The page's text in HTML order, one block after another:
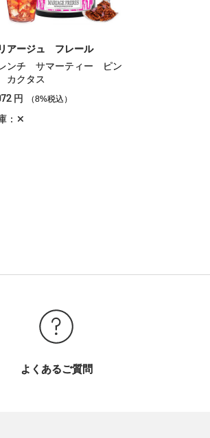
アージュ フレール
ンチ サマーティー ピン
クタス
円 （8%税込）
：✕
よくあるご質問